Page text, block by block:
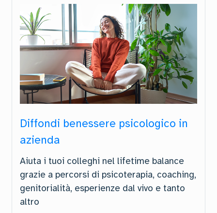
Diffondi benessere psicologico in
azienda
Aiuta i tuoi colleghi nel lifetime balance
grazie a percorsi di psicoterapia, coaching,
genitorialità, esperienze dal vivo e tanto
altro